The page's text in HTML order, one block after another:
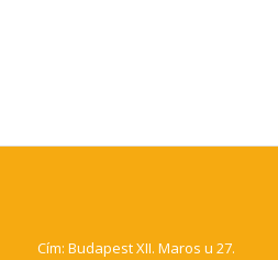
Cím: Budapest XII. Maros u 27.